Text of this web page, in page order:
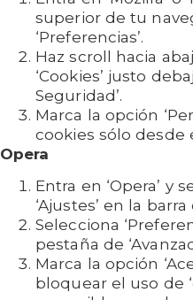
superior de tu
‘Preferencias’.
Haz scroll hacia
‘Cookies’ justo
Seguridad’.
Marca la opción
cookies sólo desde
Opera
Entra en ‘Opera’ y
‘Ajustes’ en la
Selecciona
pestaña de
Marca la opción
bloquear el uso de